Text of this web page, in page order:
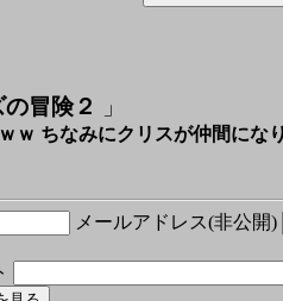
冒険２ 」
ｗ ちなみにクリスが仲間にな
メールアドレス(非公開)